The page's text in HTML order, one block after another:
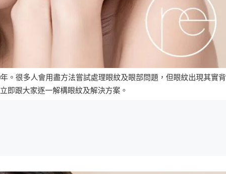
。很多人會用盡方法嘗試處理眼紋及眼部問題，但眼紋出現其實背
即跟大家逐一解構眼紋及解決方案。